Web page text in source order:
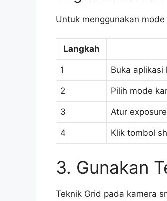
Untuk menggunakan
Langkah
1 Buka aplikasi
2 Pilih mode
3 Atur
4 Klik tombol
3. Gunakan
Teknik Grid pada kamera